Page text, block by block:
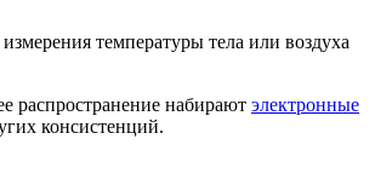
температуры тела или воздуха
распространение набирают электронные
консистенций.